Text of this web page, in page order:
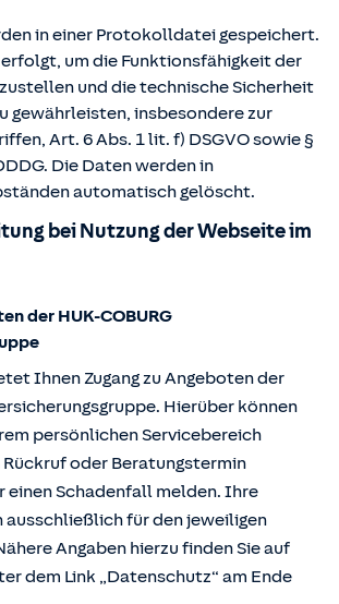
in einer Protokolldatei gespeichert.
erfolgt, um die Funktionsfähigkeit der
und die technische Sicherheit
gewährleisten, insbesondere zur
Art. 6 Abs. 1 lit. f) DSGVO sowie §
Die Daten werden in
automatisch gelöscht.
bei Nutzung der Webseite im
der HUK-COBURG
Ihnen Zugang zu Angeboten der
Hierüber können
persönlichen Servicebereich
oder Beratungstermin
einen Schadenfall melden. Ihre
ausschließlich für den jeweiligen
Angaben hierzu finden Sie auf
dem Link „Datenschutz“ am Ende